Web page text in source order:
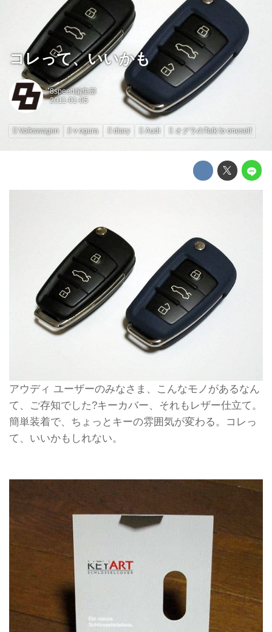
コレって、いいかも
8speed編集部
Volkswagen v ogura diary Audi オグラのTalk to oneself
アウディ ユーザーのみなさま、こんなモノがあるなん
て、ご存知でした?キーカバー、それもレザー仕立て。
簡単装着で、ちょっとキーの雰囲気が変わる。コレっ
て、いいかもしれない。